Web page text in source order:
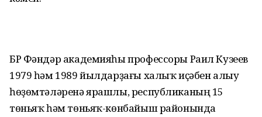
БР Фәндәр академияһы профессоры Раил Кузеев
1979 һәм 1989 йылдарҙағы халыҡ иҫәбен алыу
һөҙөмтәләренә ярашлы, республиканың 15
төньяҡ һәм төньяҡ-көнбайыш районында